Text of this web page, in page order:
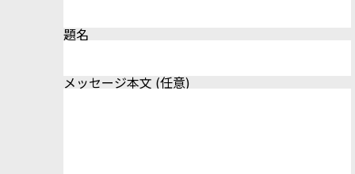
題名
メッセージ本文 (任意)